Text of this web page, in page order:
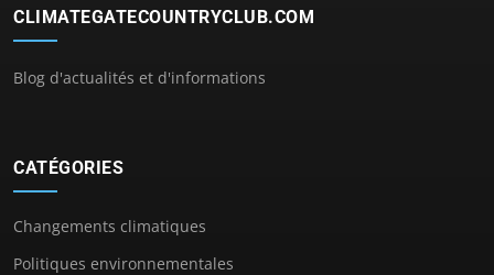
CLIMATEGATECOUNTRYCLUB.COM
Blog d'actualités et d'informations
CATÉGORIES
Changements climatiques
Politiques environnementales